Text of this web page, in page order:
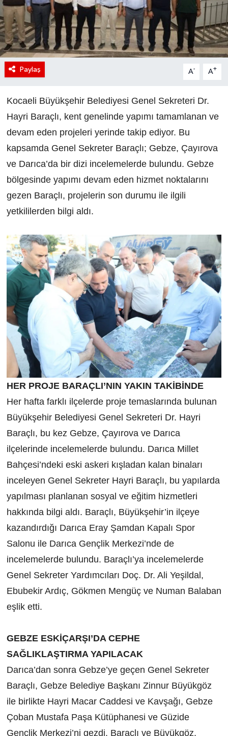
Paylaş A- A+
Kocaeli Büyükşehir Belediyesi Genel Sekreteri Dr.
Hayri Baraçlı, kent genelinde yapımı tamamlanan ve
devam eden projeleri yerinde takip ediyor. Bu
kapsamda Genel Sekreter Baraçlı; Gebze, Çayırova
ve Darıca’da bir dizi incelemelerde bulundu. Gebze
bölgesinde yapımı devam eden hizmet noktalarını
gezen Baraçlı, projelerin son durumu ile ilgili
yetkililerden bilgi aldı.
HER PROJE BARAÇLI’NIN YAKIN TAKİBİNDE
Her hafta farklı ilçelerde proje temaslarında bulunan
Büyükşehir Belediyesi Genel Sekreteri Dr. Hayri
Baraçlı, bu kez Gebze, Çayırova ve Darıca
ilçelerinde incelemelerde bulundu. Darıca Millet
Bahçesi’ndeki eski askeri kışladan kalan binaları
inceleyen Genel Sekreter Hayri Baraçlı, bu yapılarda
yapılması planlanan sosyal ve eğitim hizmetleri
hakkında bilgi aldı. Baraçlı, Büyükşehir’in ilçeye
kazandırdığı Darıca Eray Şamdan Kapalı Spor
Salonu ile Darıca Gençlik Merkezi’nde de
incelemelerde bulundu. Baraçlı’ya incelemelerde
Genel Sekreter Yardımcıları Doç. Dr. Ali Yeşildal,
Ebubekir Ardıç, Gökmen Mengüç ve Numan Balaban
eşlik etti.
GEBZE ESKİÇARŞI’DA CEPHE
SAĞLIKLAŞTIRMA YAPILACAK
Darıca’dan sonra Gebze’ye geçen Genel Sekreter
Baraçlı, Gebze Belediye Başkanı Zinnur Büyükgöz
ile birlikte Hayri Macar Caddesi ve Kavşağı, Gebze
Çoban Mustafa Paşa Kütüphanesi ve Güzide
Gençlik Merkezi’ni gezdi. Baraçlı ve Büyükgöz,